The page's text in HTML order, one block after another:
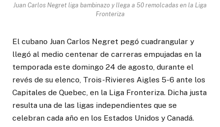
Juan Carlos Negret liga bambinazo y llega a 50 remolcadas en la Liga
Fronteriza
El cubano Juan Carlos Negret pegó cuadrangular y
llegó al medio centenar de carreras empujadas en la
temporada este domingo 24 de agosto, durante el
revés de su elenco, Trois-Rivieres Aigles 5-6 ante los
Capitales de Quebec, en la Liga Fronteriza. Dicha justa
resulta una de las ligas independientes que se
celebran cada año en los Estados Unidos y Canadá.